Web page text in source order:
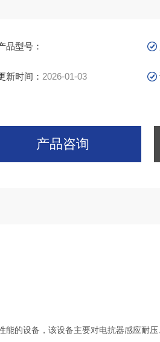
品型号：
新时间： 2026-01-03
产品咨询
的设备，该设备主要对电抗器感应耐压